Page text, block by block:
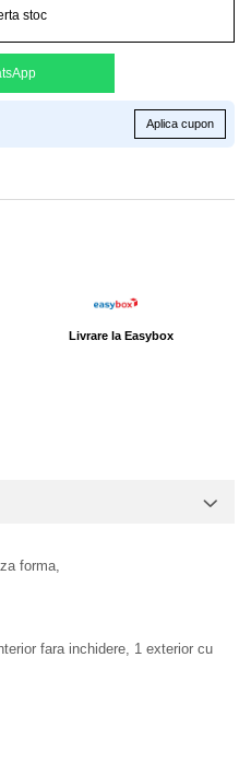
stoc
Aplica cupon
Livrare la Easybox
forma,
fara inchidere, 1 exterior cu